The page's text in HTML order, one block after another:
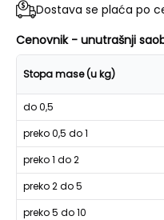
Dostava se plaća po
Cenovnik - unutrašnji
Stopa mase (u kg)
do 0,5
preko 0,5 do 1
preko 1 do 2
preko 2 do 5
preko 5 do 10